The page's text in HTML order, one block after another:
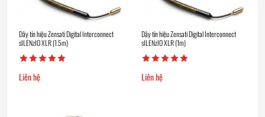
Dây tín hiệu Zensati Digital Interconnect
sILENzIO XLR (1.5m)
Liên hệ
Dây tín hiệu Zensati Digital Interconnect
sILENzIO XLR (1m)
Liên hệ